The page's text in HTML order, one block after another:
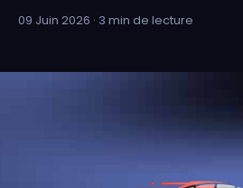
09 Juin 2026 · 3 min de lecture